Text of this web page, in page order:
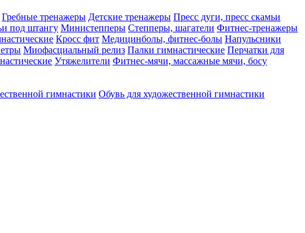
Гребные тренажеры Детские тренажеры Пресс дуги, пресс скамьи
под штангу Министепперы Степперы, шагатели Фитнес-тренажеры
Кросс фит Медицинболы, фитнес-болы Напульсники
Миофасциальный релиз Палки гимнастические Перчатки для
Утяжелители Фитнес-мячи, массажные мячи, босу
гимнастики Обувь для художественной гимнастики